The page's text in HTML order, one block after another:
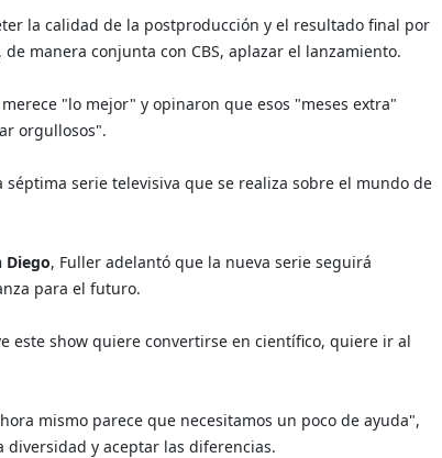
la calidad de la postproducción y el resultado final por
manera conjunta con CBS, aplazar el lanzamiento.
"lo mejor" y opinaron que esos "meses extra"
orgullosos".
séptima serie televisiva que se realiza sobre el mundo de
Diego, Fuller adelantó que la nueva serie seguirá
para el futuro.
este show quiere convertirse en científico, quiere ir al
mismo parece que necesitamos un poco de ayuda",
y aceptar las diferencias.